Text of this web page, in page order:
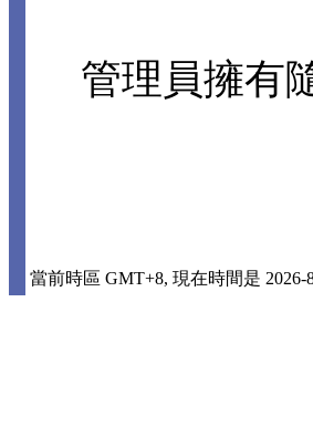
管理員擁有
當前時區 GMT+8, 現在時間是 2026-